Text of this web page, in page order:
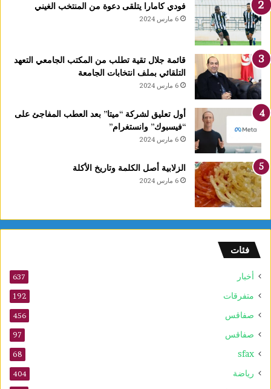
فودي كامارا يتلقى دعوة من المنتخب الغيني
6 مارس 2024
قائمة جلال تقية تطلب من المكتب الجامعي التعهد
التلقائي بملف انتخابات الجامعة
6 مارس 2024
أول تعليق لشركة “ميتا” بعد العطب المفاجئ على
“فيسبوك” وانستغرام”
6 مارس 2024
الزلابية أصل الكلمة وتاريخ الأكلة
6 مارس 2024
فئات
أخبار 637
متفرقات 192
صفاقس 456
صفاقس 97
sfax
68
رياضة 404